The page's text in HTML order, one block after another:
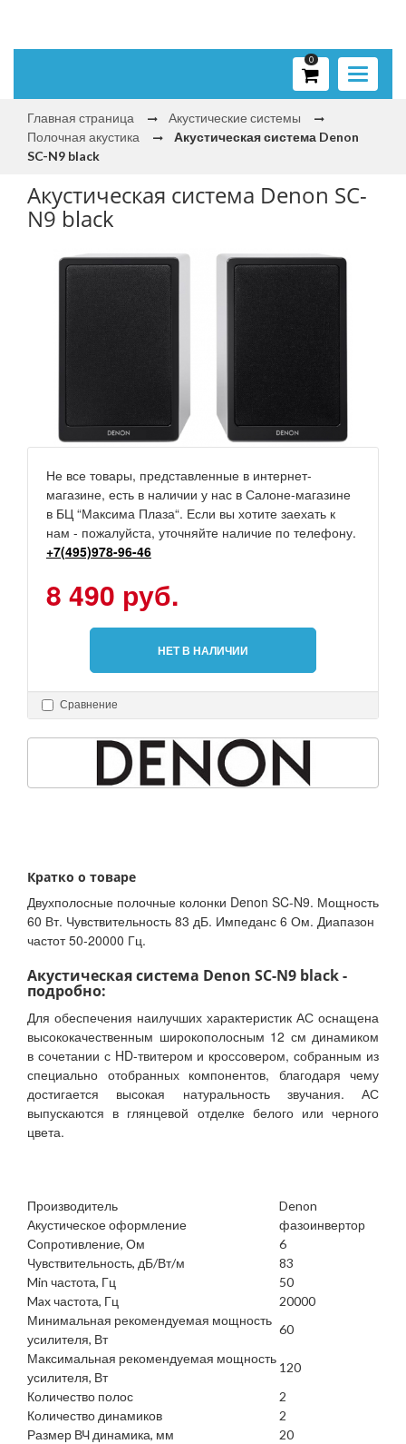
Toggle
0
Главная страница
Акустические системы
Полочная акустика
Акустическая система Denon
SC-N9 black
Акустическая система Denon SC-
N9 black
Не все товары, представленные в интернет-
магазине, есть в наличии у нас в Салоне-магазине
в БЦ “Максима Плаза“. Если вы хотите заехать к
нам - пожалуйста, уточняйте наличие по телефону.
+7(495)978-96-46
8 490 руб.
НЕТ В НАЛИЧИИ
Сравнение
Кратко о товаре
Двухполосные полочные колонки Denon SC-N9. Мощность
60 Вт. Чувствительность 83 дБ. Импеданс 6 Ом. Диапазон
частот 50-20000 Гц.
Акустическая система Denon SC-N9 black -
подробно:
Для обеспечения наилучших характеристик АС оснащена
высококачественным широкополосным 12 см динамиком
в сочетании с HD-твитером и кроссовером, собранным из
специально отобранных компонентов, благодаря чему
достигается высокая натуральность звучания. АС
выпускаются в глянцевой отделке белого или черного
цвета.
Производитель
Denon
Акустическое оформление
фазоинвертор
Сопротивление, Ом
6
Чувствительность, дБ/Вт/м
83
Min частота, Гц
50
Max частота, Гц
20000
Минимальная рекомендуемая мощность
усилителя, Вт
60
Максимальная рекомендуемая мощность
усилителя, Вт
120
Количество полос
2
Количество динамиков
2
Размер ВЧ динамика, мм
20